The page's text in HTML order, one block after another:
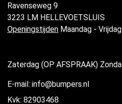
Ravenseweg 9
3223 LM HELLEVOETSLUIS
Openingstijden Maandag -
Zaterdag (OP AFSPRAAK)
E-mail: info@bumpers.nl
Kvk: 82903468